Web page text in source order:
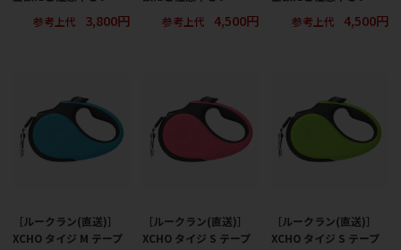
参考上代
3,800円
参考上代
4,500円
参考上代
4,500円
［ルークラン(直送)］
XCHO タイジ M テープ
［ルークラン(直送)］
XCHO タイジ S テープ
［ルークラン(直送)］
XCHO タイジ S テープ